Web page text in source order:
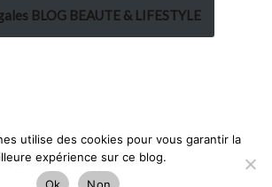
BLOG BEAUTE & LIFESTYLE
Encabinelescopines
utilise des cookies pour vous garantir la
expérience sur ce blog.
Ok
Non